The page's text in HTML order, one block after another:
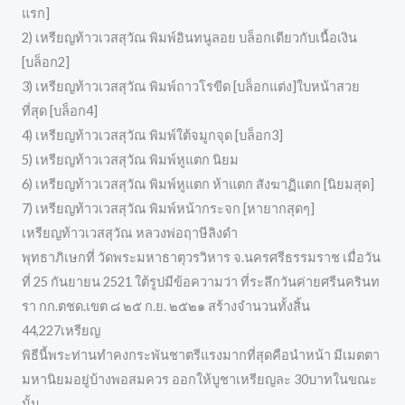
แรก]
2) เหรียญท้าวเวสสุวัณ พิมพ์อินทนูลอย บล็อกเดียวกับเนื้อเงิน
[บล็อก2]
3) เหรียญท้าวเวสสุวัณ พิมพ์ถาวโรขีด [บล็อกแต่ง]ใบหน้าสวย
ที่สุด [บล็อก4]
4) เหรียญท้าวเวสสุวัณ พิมพ์ใต้จมูกจุด [บล็อก3]
5) เหรียญท้าวเวสสุวัณ พิมพ์หูแตก นิยม
6) เหรียญท้าวเวสสุวัณ พิมพ์หูแตก ห้าแตก สังฆาฏิแตก [นิยมสุด]
7) เหรียญท้าวเวสสุวัณ พิมพ์หน้ากระจก [หายากสุดๆ]
เหรียญท้าวเวสสุวัณ หลวงพ่อฤาษีลิงดำ
พุทธาภิเษกที่ วัดพระมหาธาตุวรวิหาร จ.นครศรีธรรมราช เมื่อวัน
ที่ 25 กันยายน 2521 ใต้รูปมีข้อความว่า ที่ระลึกวันค่ายศรีนครินท
รา กก.ตชด.เขต ๘ ๒๕ ก.ย. ๒๕๒๑ สร้างจำนวนทั้งสิ้น
44,227เหรียญ
พิธีนี้พระท่านทำคงกระพันชาตรีแรงมากที่สุดคือนำหน้า มีเมตตา
มหานิยมอยู่บ้างพอสมควร ออกให้บูชาเหรียญละ 30บาทในขณะ